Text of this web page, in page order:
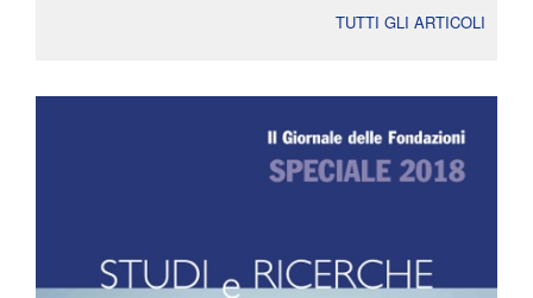
TUTTI GLI ARTICOLI